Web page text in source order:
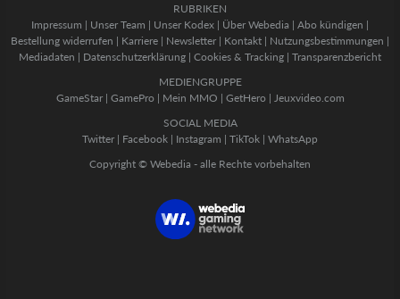
RUBRIKEN
Impressum | Unser Team | Unser Kodex | Über Webedia | Abo kündigen |
Bestellung widerrufen | Karriere | Newsletter | Kontakt | Nutzungsbestimmungen |
Mediadaten | Datenschutzerklärung | Cookies & Tracking | Transparenzbericht
MEDIENGRUPPE
GameStar| GamePro | Mein MMO | GetHero | Jeuxvideo.com
SOCIAL MEDIA
Twitter | Facebook | Instagram | TikTok | WhatsApp
Copyright © Webedia - alle Rechte vorbehalten